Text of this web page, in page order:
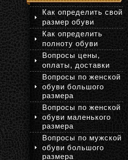
Как определить свой
размер обуви
Как определить
полноту обуви
Вопросы цены,
оплаты, доставки
Вопросы по женской
обуви большого
размера
Вопросы по женской
обуви маленького
размера
Вопросы по мужской
обуви большого
размера